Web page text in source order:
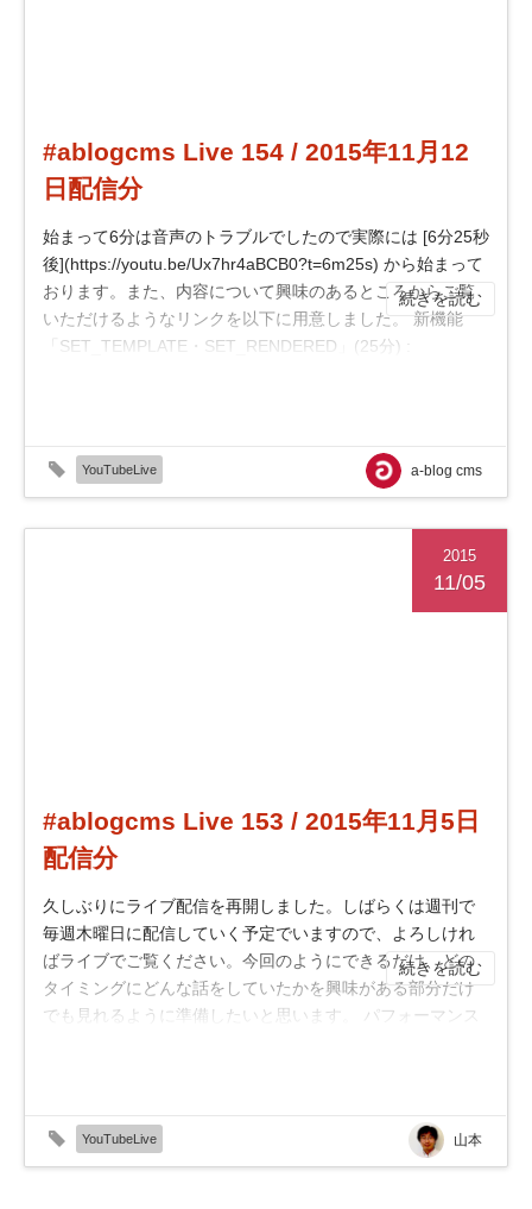
#ablogcms Live 154 / 2015年11月12
日配信分
始まって6分は音声のトラブルでしたので実際には [6分25秒
後](https://youtu.be/Ux7hr4aBCB0?t=6m25s) から始まって
おります。また、内容について興味のあるところからご覧
いただけるようなリンクを以下に用意しました。 新機能
「SET_TEMPLATE・SET_RENDERED」(25分) :
続きを読む
YouTubeLive a-blog cms
2015
11/05
#ablogcms Live 153 / 2015年11月5日
配信分
久しぶりにライブ配信を再開しました。しばらくは週刊で
毎週木曜日に配信していく予定でいますので、よろしけれ
ばライブでご覧ください。今回のようにできるだけ、どの
タイミングにどんな話をしていたかを興味がある部分だけ
でも見れるように準備したいと思います。 パフォーマンス
続きを読む
YouTubeLive 山本